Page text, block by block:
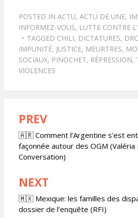
POSTED IN ACTU, ACTU DE UNE,
INFORMEZ-VOUS, LUTTE CONTRE
TAGGED CHILI, DICTATURES,
IMPUNITÉ, JUSTICE, MEURTRES,
SOCIAUX, PINOCHET, RÉPRESSION,
VIOLENCES
Navigation
de
l’article
PREV
🇦🇷 Comment l’Argentine s’est
façonnée autour des OGM
Conversation)
NEXT
🇲🇽 Mexique: les familles des
dossier de l’enquête (RFI)